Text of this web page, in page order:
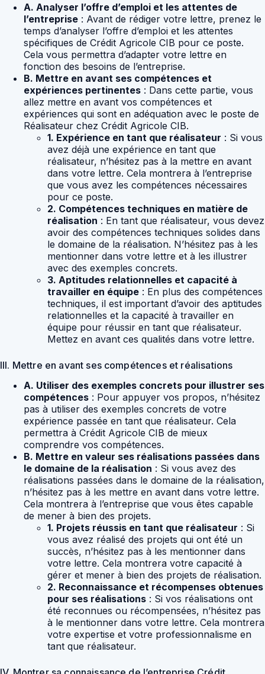
A. Analyser l’offre d’emploi et les attentes de
l’entreprise : Avant de rédiger votre lettre, prenez le
temps d’analyser l’offre d’emploi et les attentes
spécifiques de Crédit Agricole CIB pour ce poste.
Cela vous permettra d’adapter votre lettre en
fonction des besoins de l’entreprise.
B. Mettre en avant ses compétences et
expériences pertinentes : Dans cette partie, vous
allez mettre en avant vos compétences et
expériences qui sont en adéquation avec le poste de
Réalisateur chez Crédit Agricole CIB.
1. Expérience en tant que réalisateur : Si vous
avez déjà une expérience en tant que
réalisateur, n’hésitez pas à la mettre en avant
dans votre lettre. Cela montrera à l’entreprise
que vous avez les compétences nécessaires
pour ce poste.
2. Compétences techniques en matière de
réalisation : En tant que réalisateur, vous devez
avoir des compétences techniques solides dans
le domaine de la réalisation. N’hésitez pas à les
mentionner dans votre lettre et à les illustrer
avec des exemples concrets.
3. Aptitudes relationnelles et capacité à
travailler en équipe : En plus des compétences
techniques, il est important d’avoir des aptitudes
relationnelles et la capacité à travailler en
équipe pour réussir en tant que réalisateur.
Mettez en avant ces qualités dans votre lettre.
III. Mettre en avant ses compétences et réalisations
A. Utiliser des exemples concrets pour illustrer ses
compétences : Pour appuyer vos propos, n’hésitez
pas à utiliser des exemples concrets de votre
expérience passée en tant que réalisateur. Cela
permettra à Crédit Agricole CIB de mieux
comprendre vos compétences.
B. Mettre en valeur ses réalisations passées dans
le domaine de la réalisation : Si vous avez des
réalisations passées dans le domaine de la réalisation,
n’hésitez pas à les mettre en avant dans votre lettre.
Cela montrera à l’entreprise que vous êtes capable
de mener à bien des projets.
1. Projets réussis en tant que réalisateur : Si
vous avez réalisé des projets qui ont été un
succès, n’hésitez pas à les mentionner dans
votre lettre. Cela montrera votre capacité à
gérer et mener à bien des projets de réalisation.
2. Reconnaissance et récompenses obtenues
pour ses réalisations : Si vos réalisations ont
été reconnues ou récompensées, n’hésitez pas
à le mentionner dans votre lettre. Cela montrera
votre expertise et votre professionnalisme en
tant que réalisateur.